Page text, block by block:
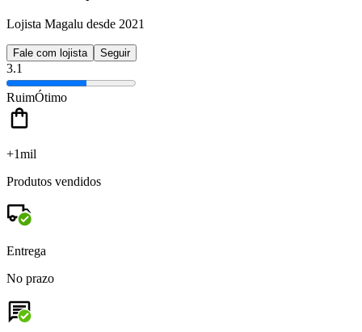
Lojista Magalu desde 2021
Fale com lojista Seguir
3.1
RuimÓtimo
+1mil
Produtos vendidos
Entrega
No prazo